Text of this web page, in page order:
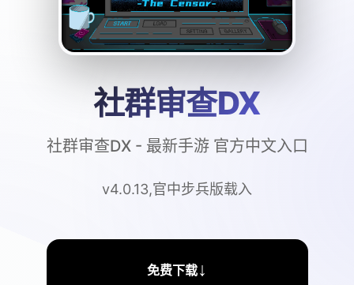
社群审查DX
社群审查DX - 最新手游 官方中文入口
v4.0.13,官中步兵版载入
免费下载↓